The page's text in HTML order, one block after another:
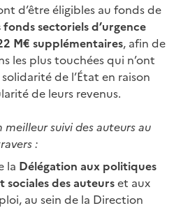
d’être éligibles au fonds de
fonds sectoriels d’urgence
M€ supplémentaires, afin de
les plus touchées qui n’ont
de l’État en raison
de leurs revenus.
meilleur suivi des auteurs au
:
la Délégation aux politiques
sociales des auteurset aux
au sein de la Direction